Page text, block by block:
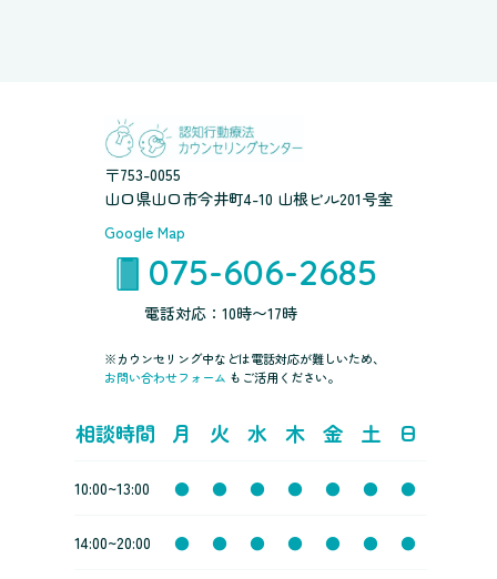
〒753-0055
山口県山口市今井町4-10 山根ビル201号室
Google Map
075-606-2685
電話対応：10時〜17時
※カウンセリング中などは電話対応が難しいため、
お問い合わせフォーム もご活用ください。
相談時間 月 火 水 木 金 土 日
10:00~13:00 ● ● ● ● ● ● ●
14:00~20:00 ● ● ● ● ● ● ●